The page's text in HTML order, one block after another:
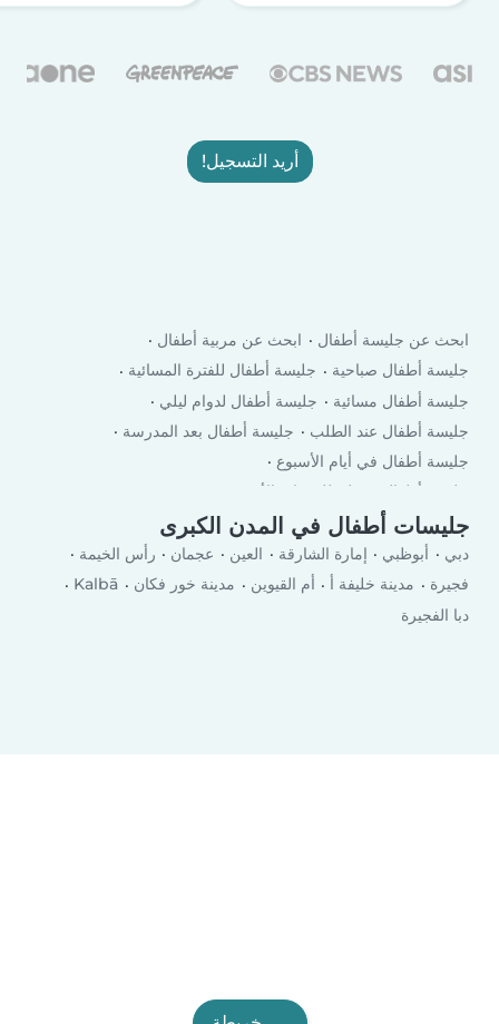
أريد التسجيل!
ابحث عن جليسة أطفال
ابحث عن مربية أطفال
جليسة أطفال صباحية
جليسة أطفال للفترة المسائية
جليسة أطفال مسائية
جليسة أطفال لدوام ليلي
جليسة أطفال عند الطلب
جليسة أطفال بعد المدرسة
جليسة أطفال في أيام الأسبوع
جليسة أطفال في لعطلة نهاية الأسبوع
جليسات أطفال في المدن الكبرى
دبي أبوظبي إمارة الشارقة العين عجمان
رأس الخيمة
فجيرة
مدينة خليفة أ أم القيوين مدينة خور فكان
Kalbā
دبا الفجيرة